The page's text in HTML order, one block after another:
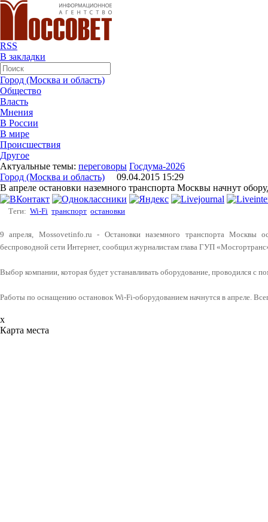
RSS
В закладки
Город (Москва и область)
Общество
Власть
Мнения
В России
В мире
Происшествия
Другое
Актуальные темы: переговоры Госдума-2026
Город (Москва и область) 09.04.2015 15:29
В апреле остановки наземного транспорта Москвы начнут
Теги: Wi-Fi транспорт остановки
9 апреля, Mossovetinfo.ru - Остановки наземного транспорта Москвы
беспроводной сети Интернет, сообщил журналистам глава ГУП
Выбор компании, которая будет устанавливать оборудование, проводился с
Работы по оснащению остановок Wi-Fi-оборудованием начнутся в апреле.
x
Карта места